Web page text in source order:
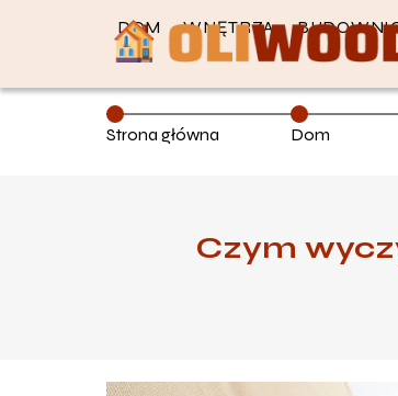
DOM WNĘTRZA
Strona główna Dom
Czym